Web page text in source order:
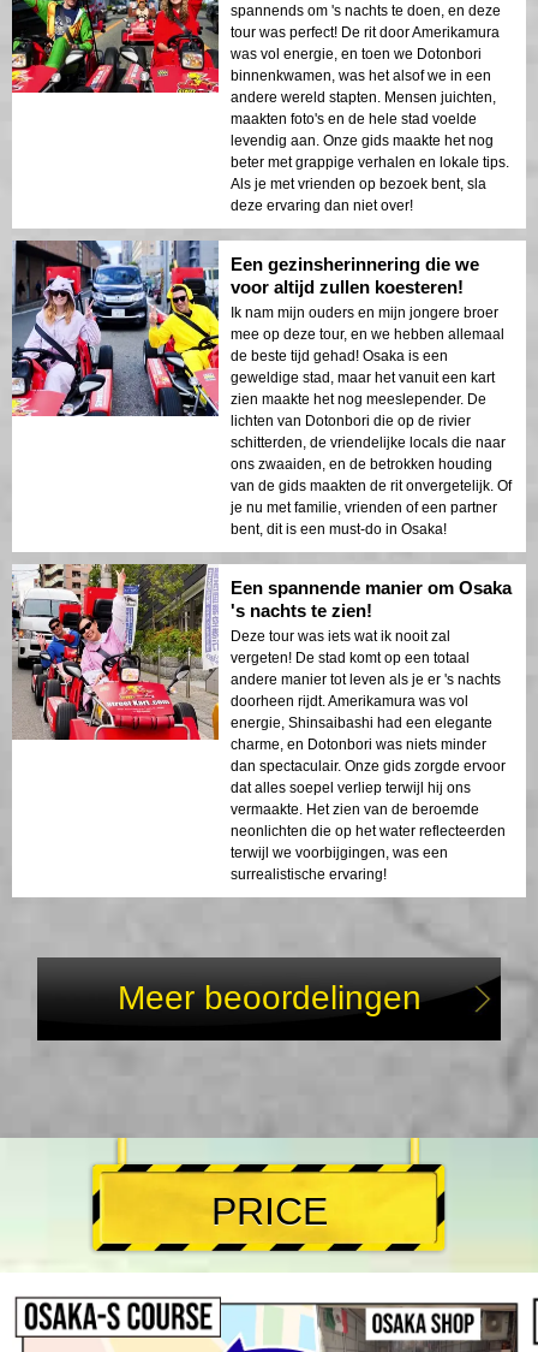
spannends om 's nachts te doen, en deze
tour was perfect! De rit door Amerikamura
was vol energie, en toen we Dotonbori
binnenkwamen, was het alsof we in een
andere wereld stapten. Mensen juichten,
maakten foto's en de hele stad voelde
levendig aan. Onze gids maakte het nog
beter met grappige verhalen en lokale tips.
Als je met vrienden op bezoek bent, sla
deze ervaring dan niet over!
Een gezinsherinnering die we
voor altijd zullen koesteren!
Ik nam mijn ouders en mijn jongere broer
mee op deze tour, en we hebben allemaal
de beste tijd gehad! Osaka is een
geweldige stad, maar het vanuit een kart
zien maakte het nog meeslepender. De
lichten van Dotonbori die op de rivier
schitterden, de vriendelijke locals die naar
ons zwaaiden, en de betrokken houding
van de gids maakten de rit onvergetelijk. Of
je nu met familie, vrienden of een partner
bent, dit is een must-do in Osaka!
Een spannende manier om Osaka
's nachts te zien!
Deze tour was iets wat ik nooit zal
vergeten! De stad komt op een totaal
andere manier tot leven als je er 's nachts
doorheen rijdt. Amerikamura was vol
energie, Shinsaibashi had een elegante
charme, en Dotonbori was niets minder
dan spectaculair. Onze gids zorgde ervoor
dat alles soepel verliep terwijl hij ons
vermaakte. Het zien van de beroemde
neonlichten die op het water reflecteerden
terwijl we voorbijgingen, was een
surrealistische ervaring!
Meer beoordelingen
PRICE